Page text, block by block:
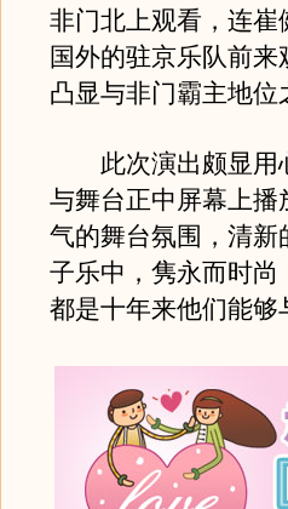
非门北上观看，连
国外的驻京乐队前
凸显与非门霸主地位
此次演出颇显用
与舞台正中屏幕上
气的舞台氛围，清
子乐中，隽永而时
都是十年来他们能